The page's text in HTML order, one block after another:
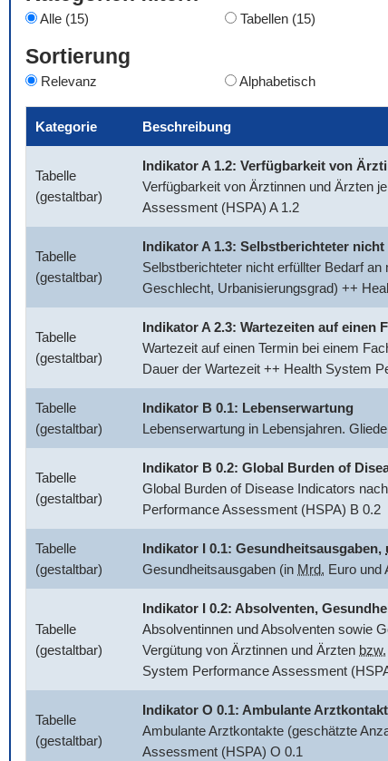
Alle (15) Tabellen (15)
Sortierung
Relevanz Alphabetisch
Kategorie Beschreibung
Tabelle
(gestaltbar)
Indikator A 1.2: Verfügbarkeit von
Verfügbarkeit von Ärztinnen und Ärzten
Assessment (HSPA) A 1.2
Tabelle
(gestaltbar)
Indikator A 1.3: Selbstberichteter
Selbstberichteter nicht erfüllter Bedarf
Geschlecht, Urbanisierungsgrad) ++
Tabelle
(gestaltbar)
Indikator A 2.3: Wartezeiten auf
Wartezeit auf einen Termin bei einem
Dauer der Wartezeit ++ Health System
Tabelle
(gestaltbar)
Indikator B 0.1: Lebenserwartung
Lebenserwartung in Lebensjahren.
Tabelle
(gestaltbar)
Indikator B 0.2: Global Burden of
Global Burden of Disease Indicators
Performance Assessment (HSPA) B 0.2
Tabelle
(gestaltbar)
Indikator I 0.1: Gesundheitsausgaben,
Gesundheitsausgaben (in Mrd. Euro und
Tabelle
(gestaltbar)
Indikator I 0.2: Absolventen,
Absolventinnen und Absolventen sowie
Vergütung von Ärztinnen und Ärzten bzw.
System Performance Assessment
Tabelle
(gestaltbar)
Indikator O 0.1: Ambulante
Ambulante Arztkontakte (geschätzte
Assessment (HSPA) O 0.1